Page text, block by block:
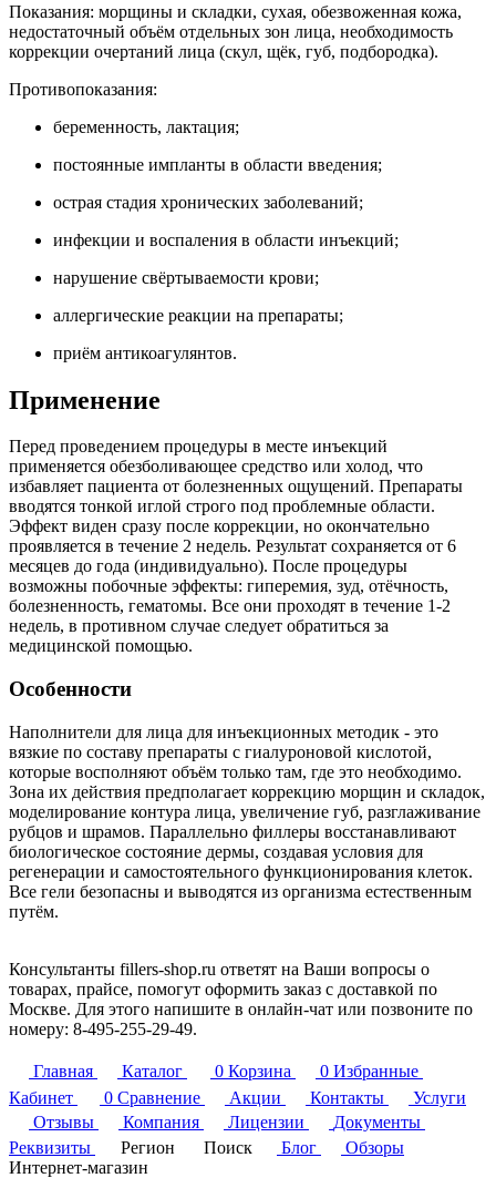
Показания: морщины и складки, сухая, обезвоженная кожа,
недостаточный объём отдельных зон лица, необходимость
коррекции очертаний лица (скул, щёк, губ, подбородка).
Противопоказания:
беременность, лактация;
постоянные импланты в области введения;
острая стадия хронических заболеваний;
инфекции и воспаления в области инъекций;
нарушение свёртываемости крови;
аллергические реакции на препараты;
приём антикоагулянтов.
Применение
Перед проведением процедуры в месте инъекций
применяется обезболивающее средство или холод, что
избавляет пациента от болезненных ощущений. Препараты
вводятся тонкой иглой строго под проблемные области.
Эффект виден сразу после коррекции, но окончательно
проявляется в течение 2 недель. Результат сохраняется от 6
месяцев до года (индивидуально). После процедуры
возможны побочные эффекты: гиперемия, зуд, отёчность,
болезненность, гематомы. Все они проходят в течение 1-2
недель, в противном случае следует обратиться за
медицинской помощью.
Особенности
Наполнители для лица для инъекционных методик - это
вязкие по составу препараты с гиалуроновой кислотой,
которые восполняют объём только там, где это необходимо.
Зона их действия предполагает коррекцию морщин и складок,
моделирование контура лица, увеличение губ, разглаживание
рубцов и шрамов. Параллельно филлеры восстанавливают
биологическое состояние дермы, создавая условия для
регенерации и самостоятельного функционирования клеток.
Все гели безопасны и выводятся из организма естественным
путём.
Консультанты fillers-shop.ru ответят на Ваши вопросы о
товарах, прайсе, помогут оформить заказ с доставкой по
Москве. Для этого напишите в онлайн-чат или позвоните по
номеру: 8-495-255-29-49.
Главная Каталог 0 Корзина 0 Избранные
Кабинет
0 Сравнение Акции Контакты
Услуги
Отзывы
Компания Лицензии
Документы
Реквизиты
Регион Поиск Блог
Обзоры
Интернет-магазин